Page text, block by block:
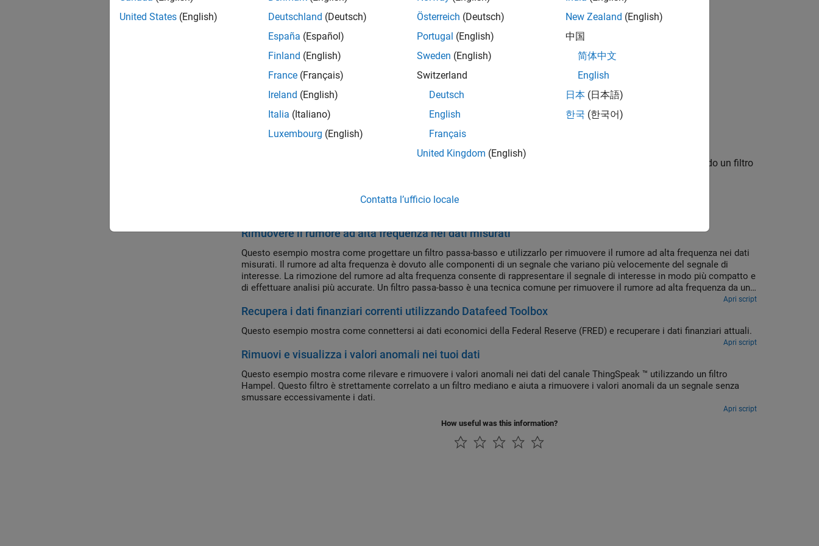
Analisi di picco dei dati
Questo esempio mostra come eseguire un'analisi di base dei picchi di dati nel canale ThingSpeak ™.
Identificare i dati campionati in modo irregolare
Identificare i dati campionati in modo irregolare in un canale ThingSpeak™.
Regolarizzare i dati campionati in modo irregolare
Aggiorna i timestamp dei dati in un canale ThingSpeak ™ per rimuovere le irregolarità.
Questo esempio mostra come rilevare e rimuovere i valori anomali nei dati del canale ThingSpeak ™ utilizzando un filtro
Esempi in primo piano
Rimuovere il rumore ad alta frequenza nei dati misurati
Questo esempio mostra come progettare un filtro passa-basso e utilizzarlo per rimuovere il rumore ad alta frequenza nei dati
misurati. Il rumore ad alta frequenza è dovuto alle componenti di un segnale che variano più velocemente del segnale di
interesse. La rimozione del rumore ad alta frequenza consente di rappresentare il segnale di interesse in modo più compatto e
di effettuare analisi più accurate. Un filtro passa-basso è una tecnica comune per rimuovere il rumore ad alta frequenza da un
Apri script
Recupera i dati finanziari correnti utilizzando Datafeed Toolbox
Questo esempio mostra come connettersi ai dati economici della Federal Reserve (FRED) e recuperare i dati finanziari attuali.
Apri script
Rimuovi e visualizza i valori anomali nei tuoi dati
Questo esempio mostra come rilevare e rimuovere i valori anomali nei dati del canale ThingSpeak ™ utilizzando un filtro
Hampel. Questo filtro è strettamente correlato a un filtro mediano e aiuta a rimuovere i valori anomali da un segnale senza
smussare eccessivamente i dati.
Apri script
How useful was this information?
United States (English)
Deutschland (Deutsch)
España (Español)
Finland (English)
France (Français)
Ireland (English)
Italia (Italiano)
Luxembourg (English)
Österreich (Deutsch)
Portugal (English)
Sweden (English)
Switzerland
Deutsch
English
Français
United Kingdom (English)
New Zealand (English)
中国
简体中文
English
日本 (日本語)
한국 (한국어)
Contatta l’ufficio locale